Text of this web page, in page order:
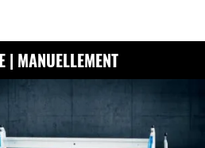
| MANUELLEMENT